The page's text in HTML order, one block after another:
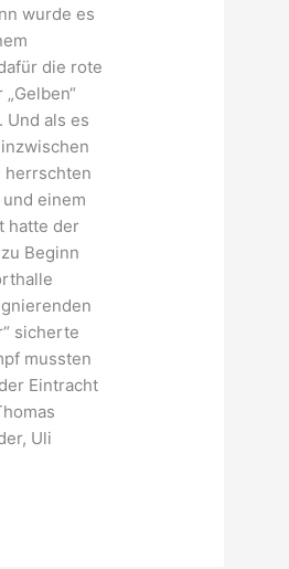
wurde es
die rote
Und als es
herrschten
einem
hatte der
Beginn
sicherte
mussten
Eintracht
Uli